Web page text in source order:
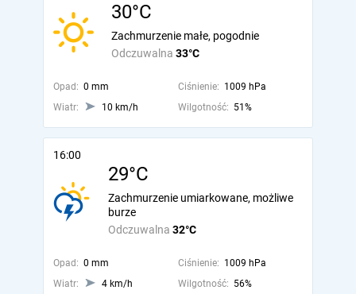
30°C
Odczuwalna 33°C
Zachmurzenie małe, pogodnie
Opad: 0 mm Ciśnienie: 1009 hPa
Wiatr:
10 km/h Wilgotność: 51%
16:00
29°C
Odczuwalna 32°C
Zachmurzenie umiarkowane, możliwe
burze
Opad: 0 mm Ciśnienie: 1009 hPa
Wiatr:
4 km/h Wilgotność: 56%